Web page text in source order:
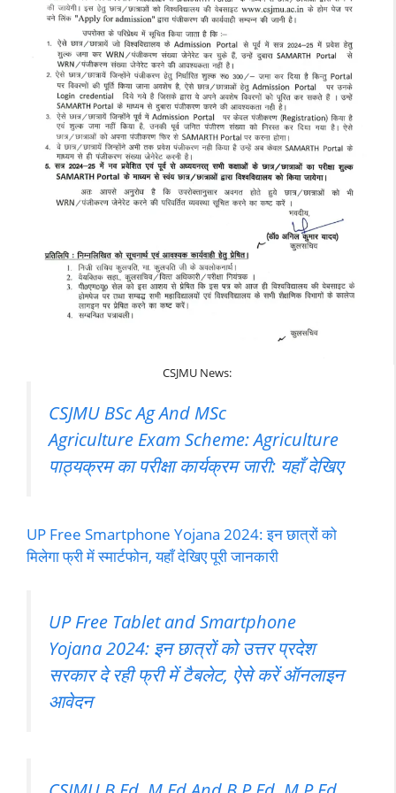
CSJMU News:
CSJMU BSc Ag And MSc
Agriculture Exam Scheme: Agriculture
पाठ्यक्रम का परीक्षा कार्यक्रम जारी: यहाँ देखिए
UP Free Smartphone Yojana 2024: इन छात्रों को
मिलेगा फ्री में स्मार्टफोन, यहाँ देखिए पूरी जानकारी
UP Free Tablet and Smartphone
Yojana 2024: इन छात्रों को उत्तर प्रदेश
सरकार दे रही फ्री में टैबलेट, ऐसे करें ऑनलाइन
आवेदन